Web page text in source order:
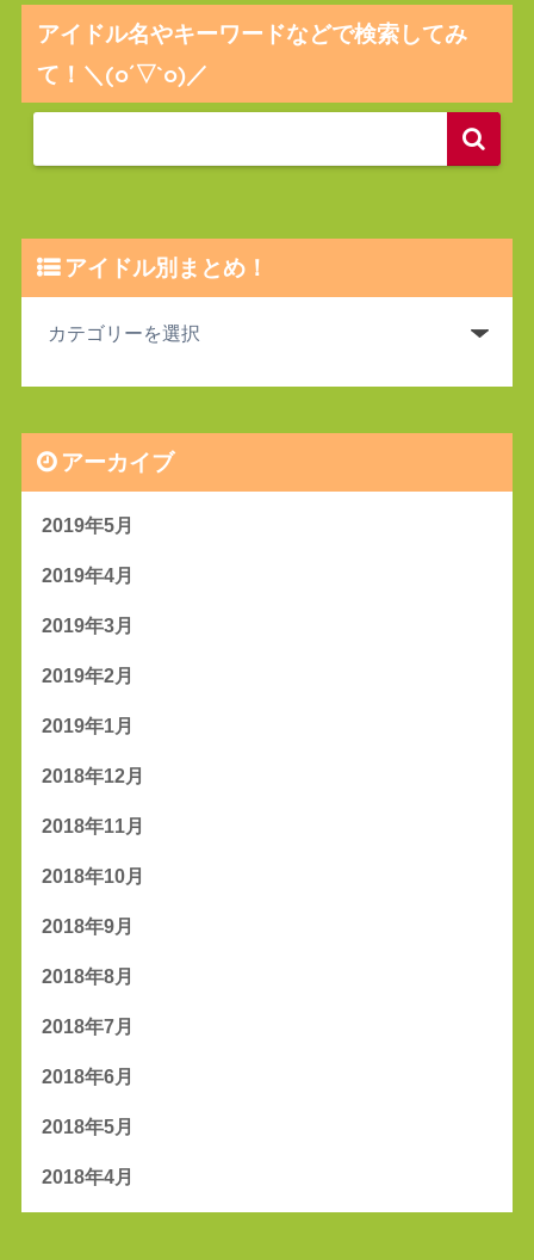
アイドル名やキーワードなどで検索してみ
て！＼(o´▽`o)／
アイドル別まとめ！
アーカイブ
2019年5月
2019年4月
2019年3月
2019年2月
2019年1月
2018年12月
2018年11月
2018年10月
2018年9月
2018年8月
2018年7月
2018年6月
2018年5月
2018年4月